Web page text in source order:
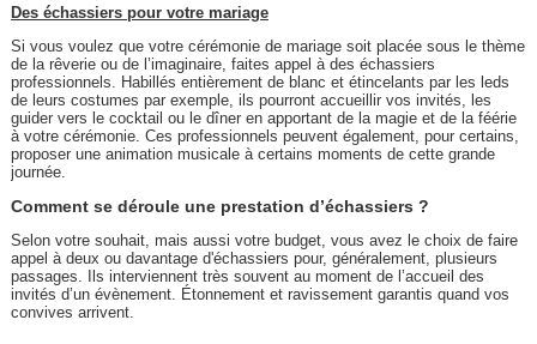
Des échassiers pour votre mariage
Si vous voulez que votre cérémonie de mariage soit placée sous le thème
de la rêverie ou de l’imaginaire, faites appel à des échassiers
professionnels. Habillés entièrement de blanc et étincelants par les leds
de leurs costumes par exemple, ils pourront accueillir vos invités, les
guider vers le cocktail ou le dîner en apportant de la magie et de la féérie
à votre cérémonie. Ces professionnels peuvent également, pour certains,
proposer une animation musicale à certains moments de cette grande
journée.
Comment se déroule une prestation d’échassiers ?
Selon votre souhait, mais aussi votre budget, vous avez le choix de faire
appel à deux ou davantage d'échassiers pour, généralement, plusieurs
passages. Ils interviennent très souvent au moment de l’accueil des
invités d’un évènement. Étonnement et ravissement garantis quand vos
convives arrivent.